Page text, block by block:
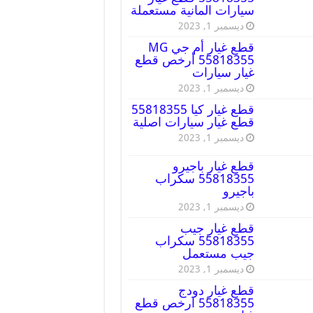
سيارات المانية مستعملة
ديسمبر 1, 2023
قطع غيار أم جي MG
55818355 أرخص قطع
غيار سيارات
ديسمبر 1, 2023
قطع غيار كيا 55818355
قطع غيار سيارات اصلية
ديسمبر 1, 2023
قطع غيار باجيرو
55818355 سكراب
باجيرو
ديسمبر 1, 2023
قطع غيار جيب
55818355 سكراب
جيب مستعمل
ديسمبر 1, 2023
قطع غيار دودج
55818355 ارخص قطع